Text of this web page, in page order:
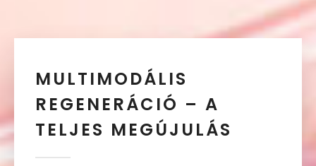
MULTIMODÁLIS
REGENERÁCIÓ – A
TELJES MEGÚJULÁS